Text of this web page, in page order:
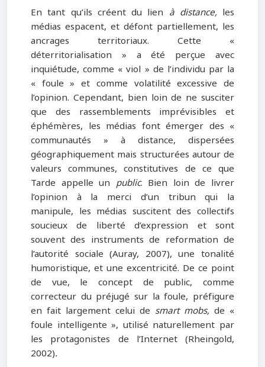
En tant qu’ils créent du lien à distance, les
médias espacent, et défont partiellement, les
ancrages territoriaux. Cette «
déterritorialisation » a été perçue avec
inquiétude, comme « viol » de l’individu par la
« foule » et comme volatilité excessive de
l’opinion. Cependant, bien loin de ne susciter
que des rassemblements imprévisibles et
éphémères, les médias font émerger des «
communautés » à distance, dispersées
géographiquement mais structurées autour de
valeurs communes, constitutives de ce que
Tarde appelle un public. Bien loin de livrer
l’opinion à la merci d’un tribun qui la
manipule, les médias suscitent des collectifs
soucieux de liberté d’expression et sont
souvent des instruments de reformation de
l’autorité sociale (Auray, 2007), une tonalité
humoristique, et une excentricité. De ce point
de vue, le concept de public, comme
correcteur du préjugé sur la foule, préfigure
en fait largement celui de smart mobs, de «
foule intelligente », utilisé naturellement par
les protagonistes de l’Internet (Rheingold,
2002).